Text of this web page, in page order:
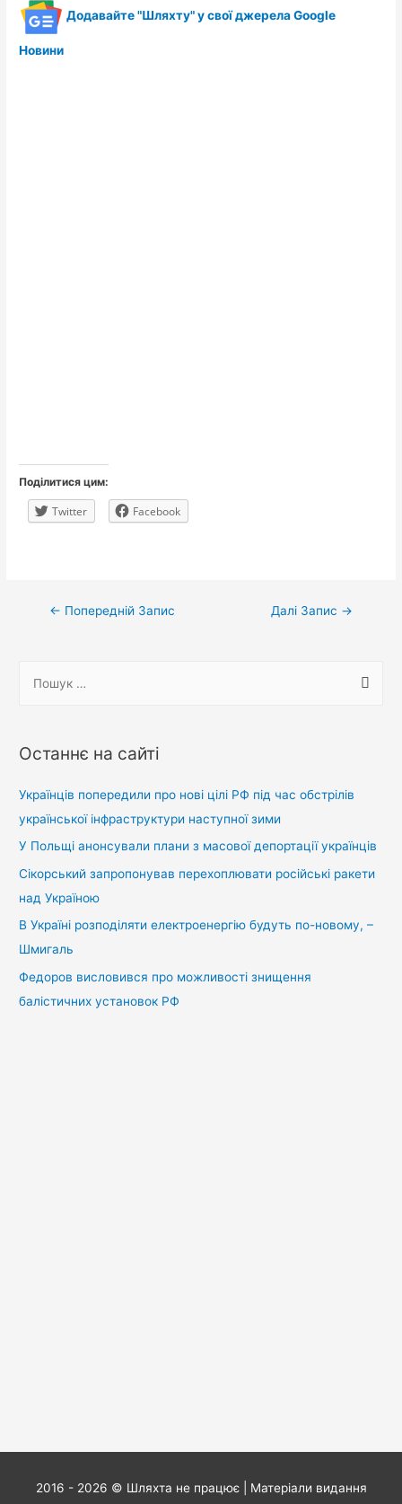
Додавайте "Шляхту" у свої джерела Google
Новини
Поділитися цим:
Twitter Facebook
Навігація
← Попередній Запис Далі Запис →
у
:
Останнє на сайті
Українців попередили про нові цілі РФ під час обстрілів
української інфраструктури наступної зими
У Польщі анонсували плани з масової депортації українців
Сікорський запропонував перехоплювати російські ракети
над Україною
В Україні розподіляти електроенергію будуть по-новому, –
Шмигаль
Федоров висловився про можливості знищення
балістичних установок РФ
2016 - 2026 © Шляхта не працює| Матеріали видання